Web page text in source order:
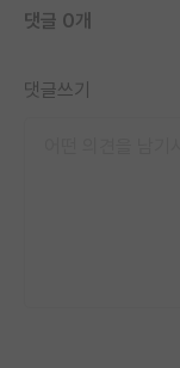
댓글 0개
댓글쓰기